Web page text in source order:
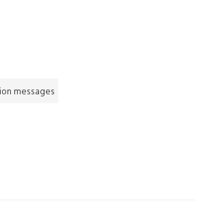
messages